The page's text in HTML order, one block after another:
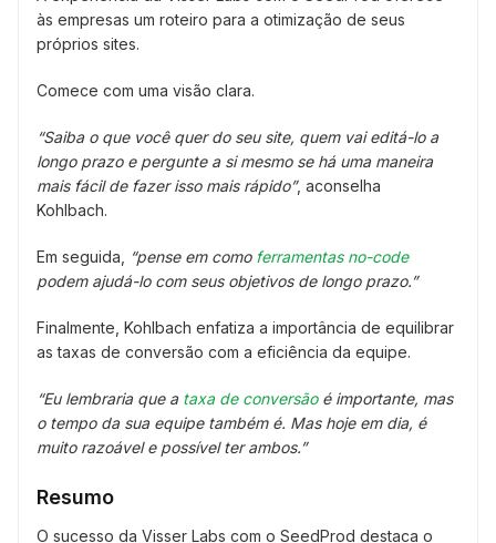
às empresas um roteiro para a otimização de seus
próprios sites.
Comece com uma visão clara.
“Saiba o que você quer do seu site, quem vai editá-lo a
longo prazo e pergunte a si mesmo se há uma maneira
mais fácil de fazer isso mais rápido”, aconselha
Kohlbach.
Em seguida, “pense em como ferramentas no-code
podem ajudá-lo com seus objetivos de longo prazo.”
Finalmente, Kohlbach enfatiza a importância de equilibrar
as taxas de conversão com a eficiência da equipe.
“Eu lembraria que a taxa de conversãoé importante, mas
o tempo da sua equipe também é. Mas hoje em dia, é
muito razoável e possível ter ambos.”
Resumo
O sucesso da Visser Labs com o SeedProd destaca o